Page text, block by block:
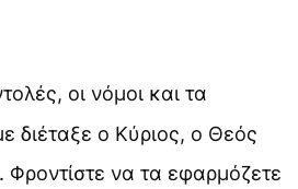
οι νόμοι και τα
διέταξε ο Κύριος, ο Θεός
να τα εφαρμόζετε